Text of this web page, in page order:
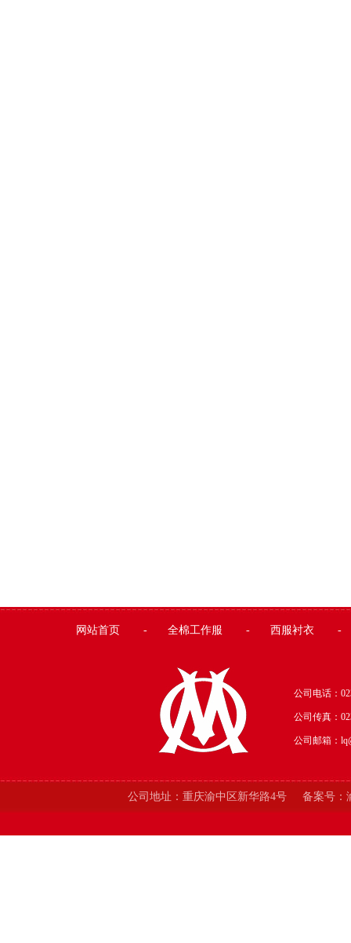
网站首页 - 全棉工作服 - 西服衬衣 -
公司电话：
公司传真：
公司邮箱：
公司地址： 重庆渝中区新华路4号 备案号：